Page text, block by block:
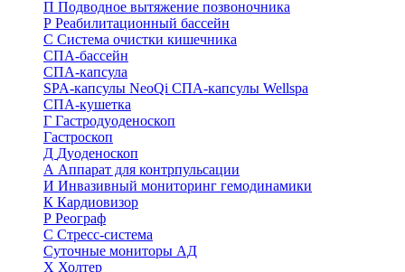
П Подводное вытяжение позвоночника
Р Реабилитационный бассейн
С Система очистки кишечника
СПА-бассейн
СПА-капсула
SPA-капсулы NeoQi СПА-капсулы Wellspa
СПА-кушетка
Г Гастродуоденоскоп
Гастроскоп
Д Дуоденоскоп
А Аппарат для контрпульсации
И Инвазивный мониторинг гемодинамики
К Кардиовизор
Р Реограф
С Стресс-система
Суточные мониторы АД
Х Холтер